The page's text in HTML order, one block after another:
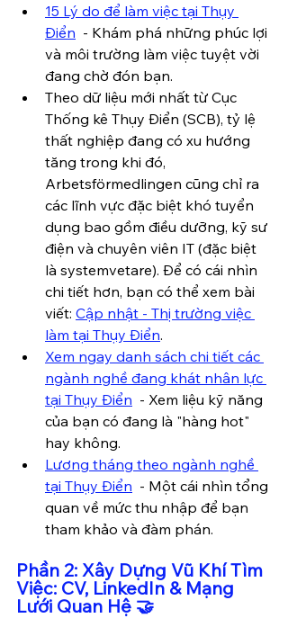
15 Lý do để làm việc tại Thụy
Điển
  - Khám phá những phúc lợi
và môi trường làm việc tuyệt vời
đang chờ đón bạn.
Theo dữ liệu mới nhất từ Cục
Thống kê Thụy Điển (SCB), tỷ lệ
thất nghiệp đang có xu hướng
tăng trong khi đó,
Arbetsförmedlingen cũng chỉ ra
các lĩnh vực đặc biệt khó tuyển
dụng bao gồm điều dưỡng, kỹ sư
điện và chuyên viên IT (đặc biệt
là systemvetare). Để có cái nhìn
chi tiết hơn, bạn có thể xem bài
viết: Cập nhật - Thị trường việc
làm tại Thụy Điển.
Xem ngay danh sách chi tiết các
ngành nghề đang khát nhân lực
tại Thụy Điển
  - Xem liệu kỹ năng
của bạn có đang là "hàng hot"
hay không.
Lương tháng theo ngành nghề
tại Thụy Điển
  - Một cái nhìn tổng
quan về mức thu nhập để bạn
tham khảo và đàm phán.
Phần 2: Xây Dựng Vũ Khí Tìm
Việc: CV, LinkedIn & Mạng
Lưới Quan Hệ 🤝